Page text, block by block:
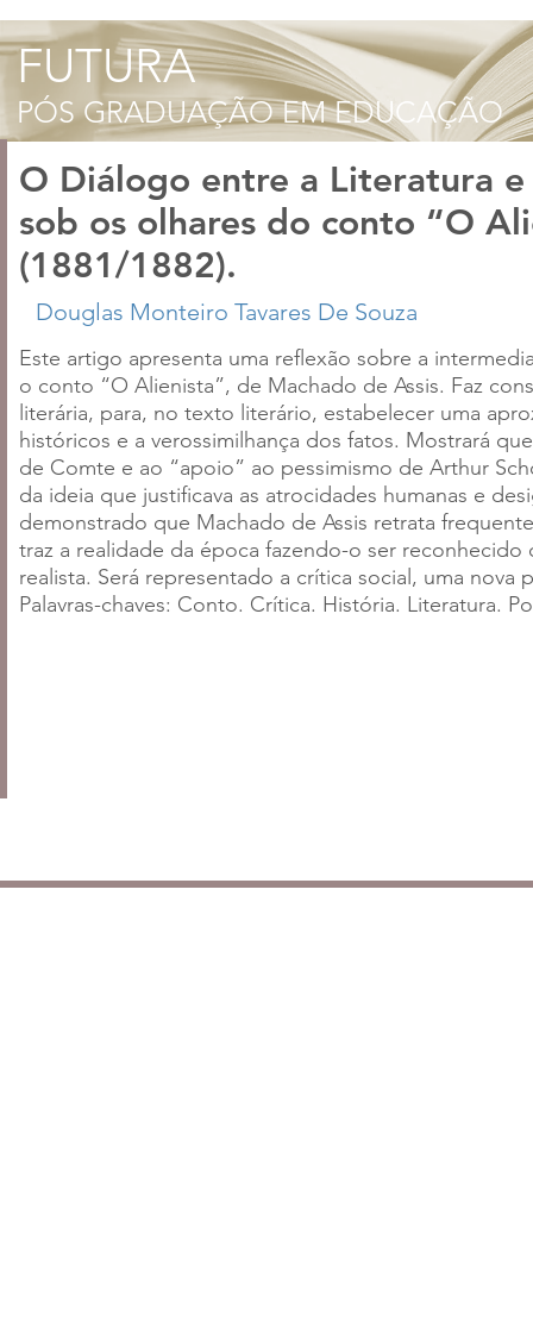
O Diálogo entre a Literatura
sob os olhares do conto “O
(1881/1882).
Este artigo apresenta uma reflexão sobre a
o conto “O Alienista”, de Machado de Assis. Faz
literária, para, no texto literário, estabelecer uma
históricos e a verossimilhança dos fatos. Mostrará
de Comte e ao “apoio” ao pessimismo de Arthur
da ideia que justificava as atrocidades humanas e
demonstrado que Machado de Assis retrata
traz a realidade da época fazendo-o ser
realista. Será representado a crítica social, uma
Palavras-chaves: Conto. Crítica. História. Literatura.